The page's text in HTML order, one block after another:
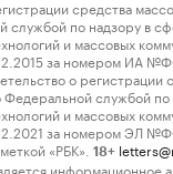
средства
службой по надзору в
и массовых
за номером ИА
о регистрации
службой по
и массовых
за номером ЭЛ
«РБК».
18+
информационное